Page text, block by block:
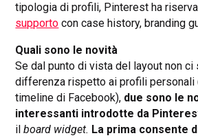
tipologia di profili, Pinterest ha
supporto con case history, branding
Quali sono le novità
Se dal punto di vista del layout non ci
differenza rispetto ai profili personali
timeline di Facebook), due sono le
interessanti introdotte da
ilboard widget. La prima consente